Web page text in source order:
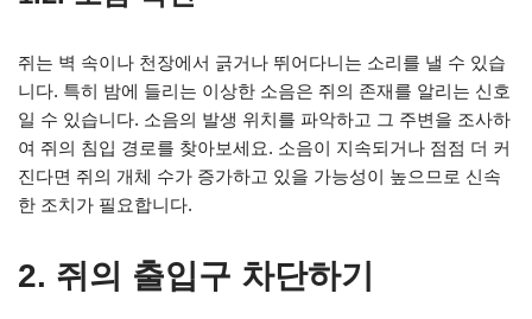
쥐는 벽 속이나 천장에서 긁거나 뛰어다니는 소리를 낼 수 있습
니다. 특히 밤에 들리는 이상한 소음은 쥐의 존재를 알리는 신호
일 수 있습니다. 소음의 발생 위치를 파악하고 그 주변을 조사하
여 쥐의 침입 경로를 찾아보세요. 소음이 지속되거나 점점 더 커
진다면 쥐의 개체 수가 증가하고 있을 가능성이 높으므로 신속
한 조치가 필요합니다.
2. 쥐의 출입구 차단하기